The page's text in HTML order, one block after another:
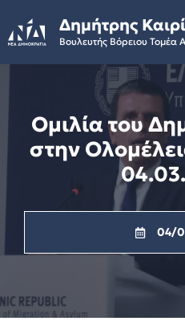
to
content
Δημήτρης
Βουλευτής Βόρειου Τομέα
Ομιλία του
στην
04/